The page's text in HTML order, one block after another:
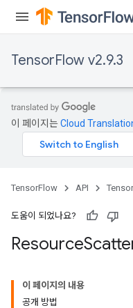
TensorFlow v2.9.3
이 페이지는Cloud
TensorFlow API
도움이 되었나요?
Resource
이 페이지의 내용
공개 방법